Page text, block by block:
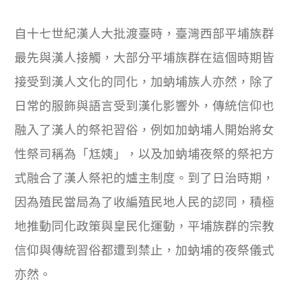
自十七世紀漢人大批渡臺時，臺灣西部平埔族群
最先與漢人接觸，大部分平埔族群在這個時期皆
接受到漢人文化的同化，加蚋埔族人亦然，除了
日常的服飾與語言受到漢化影響外，傳統信仰也
融入了漢人的祭祀習俗，例如加蚋埔人開始將女
性祭司稱為「尪姨」，以及加蚋埔夜祭的祭祀方
式融合了漢人祭祀的爐主制度。到了日治時期，
因為殖民當局為了收編殖民地人民的認同，積極
地推動同化政策與皇民化運動，平埔族群的宗教
信仰與傳統習俗都遭到禁止，加蚋埔的夜祭儀式
亦然。